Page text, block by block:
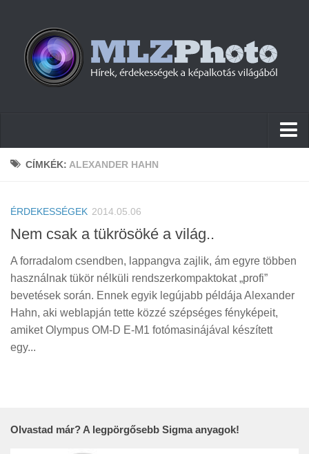
Hírek
Cikkek
Szoftver
Firmware
Tudástár
Tanácsok
Érdekességek
CÍMKÉK: ALEXANDER HAHN
ÉRDEKESSÉGEK 2014.05.06
Nem csak a tükrösöké a világ..
A forradalom csendben, lappangva zajlik, ám egyre többen
használnak tükör nélküli rendszerkompaktokat „profi”
bevetések során. Ennek egyik legújabb példája Alexander
Hahn, aki weblapján tette közzé szépséges fényképeit,
amiket Olympus OM-D E-M1 fotómasinájával készített
egy...
Olvastad már? A legpörgősebb Sigma anyagok!